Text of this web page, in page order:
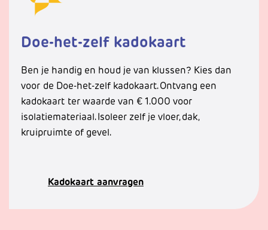
Doe-het-zelf kadokaart
Ben je handig en houd je van klussen? Kies dan
voor de Doe-het-zelf kadokaart. Ontvang een
kadokaart ter waarde van € 1.000 voor
isolatiemateriaal. Isoleer zelf je vloer, dak,
kruipruimte of gevel.
Kadokaart aanvragen